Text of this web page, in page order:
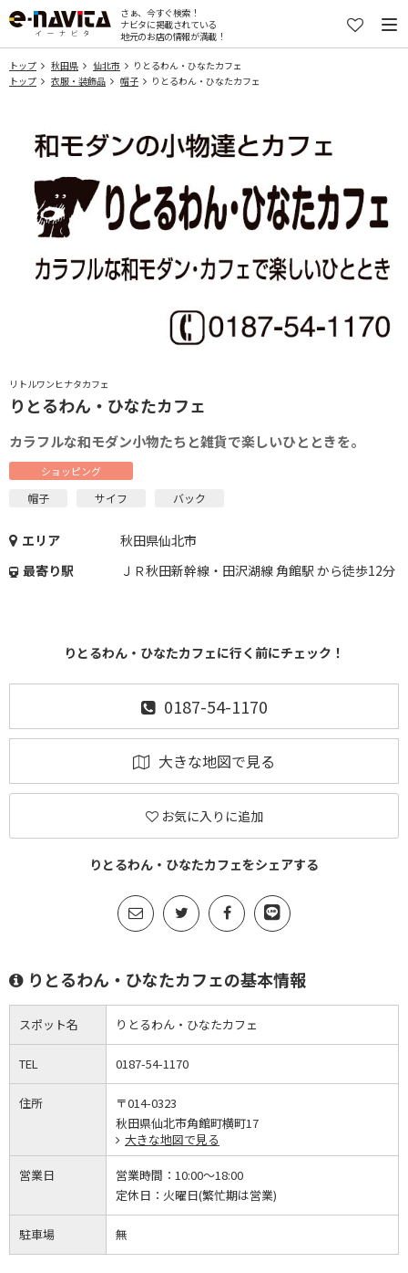
さぁ、今すぐ検索！
ナビタに掲載されている
地元のお店の情報が満載！
トップ 秋田県 仙北市
りとるわん・ひなたカフェ
トップ
衣服・装飾品 帽子 りとるわん・ひなたカフェ
リトルワンヒナタカフェ
りとるわん・ひなたカフェ
カラフルな和モダン小物たちと雑貨で楽しいひとときを。
ショッピング
帽子 サイフ バック
エリア
秋田県仙北市
最寄り駅
ＪＲ秋田新幹線・田沢湖線 角館駅 から徒歩12分
りとるわん・ひなたカフェに行く前にチェック！
0187-54-1170
大きな地図で見る
お気に入りに追加
りとるわん・ひなたカフェをシェアする
りとるわん・ひなたカフェの基本情報
スポット名 りとるわん・ひなたカフェ
TEL 0187-54-1170
住所
〒014-0323
秋田県仙北市角館町横町17
大きな地図で見る
営業日 営業時間： 10:00～18:00
定休日： 火曜日(繁忙期は営業)
駐車場 無